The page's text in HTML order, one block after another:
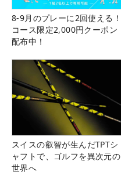
8-9月のプレーに2回使える！
コース限定2,000円クーポン
配布中！
スイスの叡智が生んだTPTシ
ャフトで、ゴルフを異次元の
世界へ